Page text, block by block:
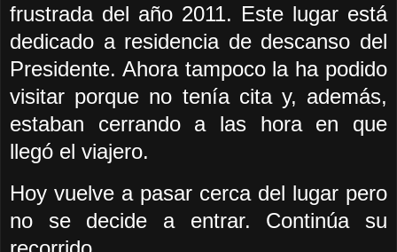
frustrada del año 2011. Este lugar está
dedicado a residencia de descanso del
Presidente. Ahora tampoco la ha podido
visitar porque no tenía cita y, además,
estaban cerrando a las hora en que
llegó el viajero.
Hoy vuelve a pasar cerca del lugar pero
no se decide a entrar. Continúa su